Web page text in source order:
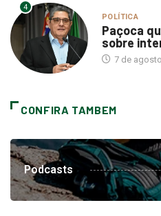
4
POLÍTICA
Paçoca
sobre
7 de
CONFIRA TAMBEM
Podcasts